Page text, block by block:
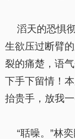
滔天的恐惧
生欲压过断臂
裂的痛楚，语
下手下留情！
抬贵手，放我
“聒噪。”林